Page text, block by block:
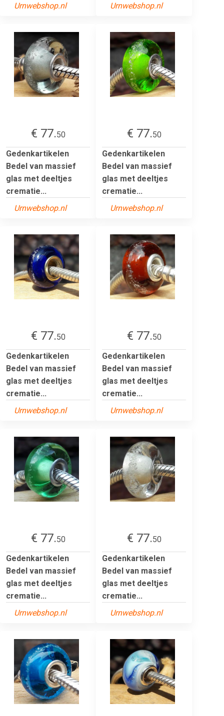
Urnwebshop.nl
Urnwebshop.nl
€ 77.50
Gedenkartikelen
Bedel van massief
glas met deeltjes
crematie...
Urnwebshop.nl
€ 77.50
Gedenkartikelen
Bedel van massief
glas met deeltjes
crematie...
Urnwebshop.nl
€ 77.50
Gedenkartikelen
Bedel van massief
glas met deeltjes
crematie...
Urnwebshop.nl
€ 77.50
Gedenkartikelen
Bedel van massief
glas met deeltjes
crematie...
Urnwebshop.nl
€ 77.50
Gedenkartikelen
Bedel van massief
glas met deeltjes
crematie...
Urnwebshop.nl
€ 77.50
Gedenkartikelen
Bedel van massief
glas met deeltjes
crematie...
Urnwebshop.nl